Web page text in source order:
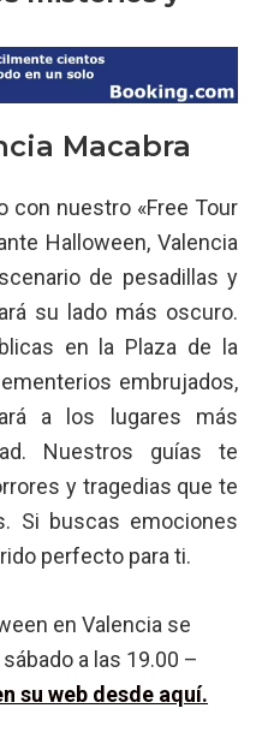
Macabra
con nuestro «Free Tour
Halloween, Valencia
de pesadillas y
su lado más oscuro.
en la Plaza de la
embrujados,
a los lugares más
Nuestros guías te
y tragedias que te
Si buscas emociones
perfecto para ti.
en Valencia se
a las 19.00 –
su web desde aquí.